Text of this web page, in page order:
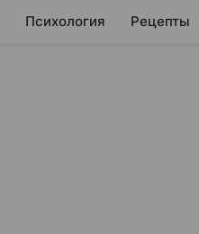
Психология Рецепты